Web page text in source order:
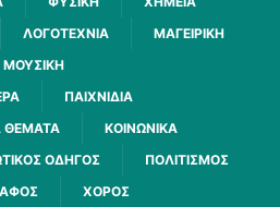
ΛΟΓΟΤΕΧΝΊΑ
ΜΑΓΕΙΡΙΚΉ
ΜΟΥΣΙΚΉ
ΠΑΙΧΝΊΔΙΑ
ΘΈΜΑΤΑ
ΚΟΙΝΩΝΙΚΆ
ΟΔΗΓΌΣ
ΠΟΛΙΤΙΣΜΌΣ
ΧΟΡΌΣ